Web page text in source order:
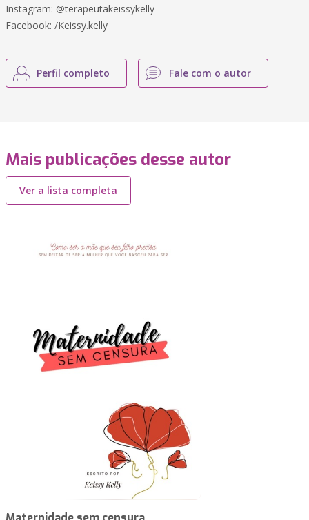
Instagram: @terapeutakeissykelly
Facebook: /Keissy.kelly
Perfil completo Fale com o autor
Mais publicações desse autor
Ver a lista completa